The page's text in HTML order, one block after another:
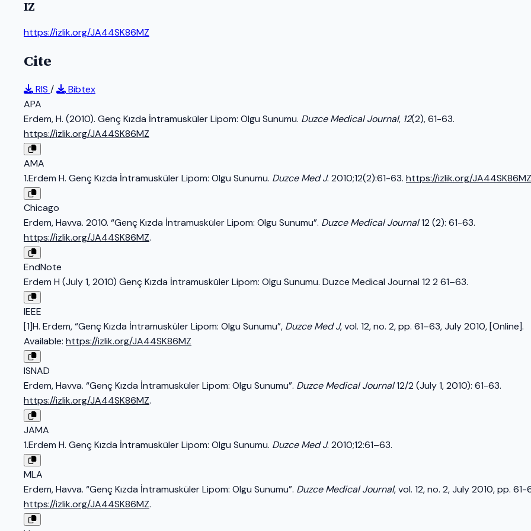
IZ
https://izlik.org/JA44SK86MZ
Cite
RIS /
Bibtex
APA
Erdem, H. (2010). Genç Kızda İntramusküler Lipom: Olgu Sunumu. Duzce Medical Journal, 12(2), 61-63.
https://izlik.org/JA44SK86MZ
AMA
1.Erdem H. Genç Kızda İntramusküler Lipom: Olgu Sunumu. Duzce Med J. 2010;12(2):61-63. https://izlik.org/JA44SK86MZ
Chicago
Erdem, Havva. 2010. “Genç Kızda İntramusküler Lipom: Olgu Sunumu”. Duzce Medical Journal12 (2): 61-63.
https://izlik.org/JA44SK86MZ.
EndNote
Erdem H (July 1, 2010) Genç Kızda İntramusküler Lipom: Olgu Sunumu. Duzce Medical Journal 12 2 61–63.
IEEE
[1]H. Erdem, “Genç Kızda İntramusküler Lipom: Olgu Sunumu”, Duzce Med J, vol. 12, no. 2, pp. 61–63, July 2010, [Online].
Available: https://izlik.org/JA44SK86MZ
ISNAD
Erdem, Havva. “Genç Kızda İntramusküler Lipom: Olgu Sunumu”. Duzce Medical Journal12/2 (July 1, 2010): 61-63.
https://izlik.org/JA44SK86MZ.
JAMA
1.Erdem H. Genç Kızda İntramusküler Lipom: Olgu Sunumu. Duzce Med J. 2010;12:61–63.
MLA
Erdem, Havva. “Genç Kızda İntramusküler Lipom: Olgu Sunumu”. Duzce Medical Journal, vol. 12, no. 2, July 2010, pp. 61-
https://izlik.org/JA44SK86MZ.